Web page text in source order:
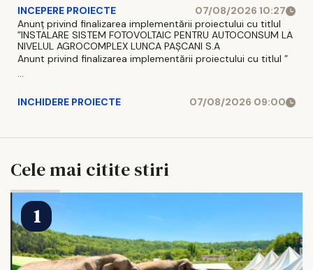
INCEPERE PROIECTE
07/08/2026 10:27
Anunț privind finalizarea implementării proiectului cu titlul
”INSTALARE SISTEM FOTOVOLTAIC PENTRU AUTOCONSUM LA
NIVELUL AGROCOMPLEX LUNCA PAȘCANI S.A
Anunt privind finalizarea implementării proiectului cu titlul ”
...
INCHIDERE PROIECTE 07/08/2026 09:00
Cele mai citite stiri